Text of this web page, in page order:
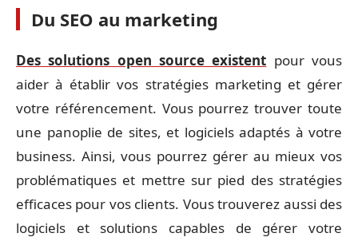
Du SEO au marketing
Des solutions open source existent pour vous
aider à établir vos stratégies marketing et gérer
votre référencement. Vous pourrez trouver toute
une panoplie de sites, et logiciels adaptés à votre
business. Ainsi, vous pourrez gérer au mieux vos
problématiques et mettre sur pied des stratégies
efficaces pour vos clients. Vous trouverez aussi des
logiciels et solutions capables de gérer votre